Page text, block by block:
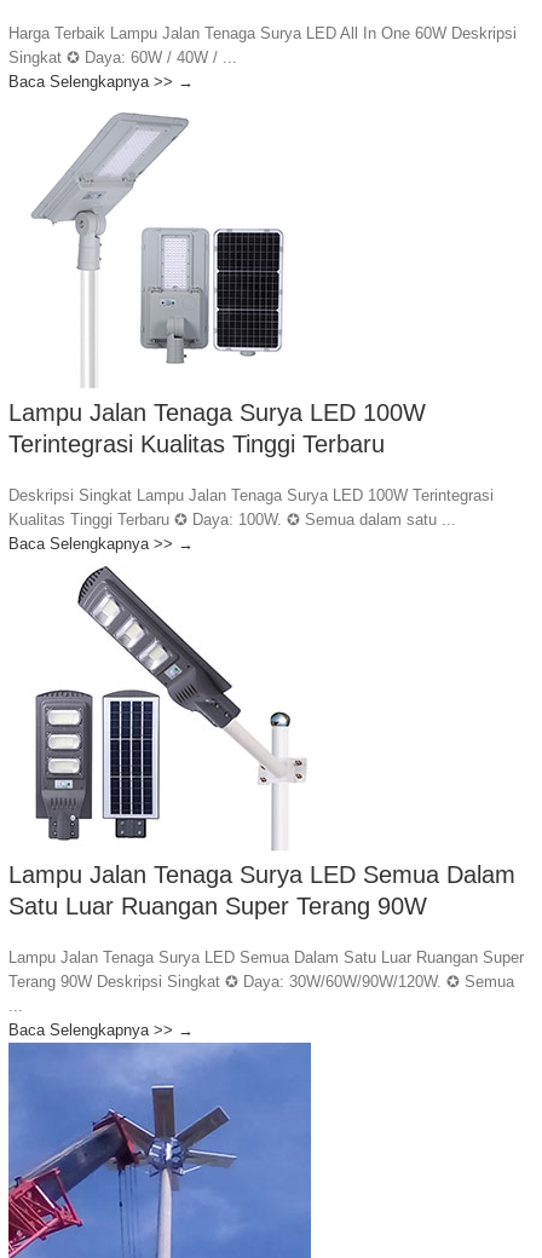
Harga Terbaik Lampu Jalan Tenaga Surya LED All In One 60W Deskripsi
Singkat ✪ Daya: 60W / 40W / ...
Baca Selengkapnya >> →
Lampu Jalan Tenaga Surya LED 100W
Terintegrasi Kualitas Tinggi Terbaru
Deskripsi Singkat Lampu Jalan Tenaga Surya LED 100W Terintegrasi
Kualitas Tinggi Terbaru ✪ Daya: 100W. ✪ Semua dalam satu ...
Baca Selengkapnya >> →
Lampu Jalan Tenaga Surya LED Semua Dalam
Satu Luar Ruangan Super Terang 90W
Lampu Jalan Tenaga Surya LED Semua Dalam Satu Luar Ruangan Super
Terang 90W Deskripsi Singkat ✪ Daya: 30W/60W/90W/120W. ✪ Semua
Baca Selengkapnya >> →